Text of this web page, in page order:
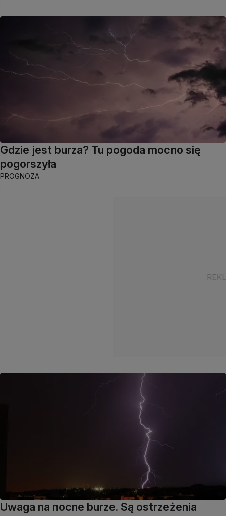
Gdzie jest burza? Tu pogoda mocno się
pogorszyła
PROGNOZA
Uwaga na nocne burze. Są ostrzeżenia